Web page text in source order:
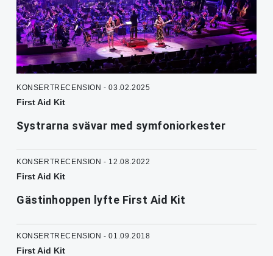
KONSERTRECENSION - 03.02.2025
First Aid Kit
Systrarna svävar med symfoniorkester
KONSERTRECENSION - 12.08.2022
First Aid Kit
Gästinhoppen lyfte First Aid Kit
KONSERTRECENSION - 01.09.2018
First Aid Kit